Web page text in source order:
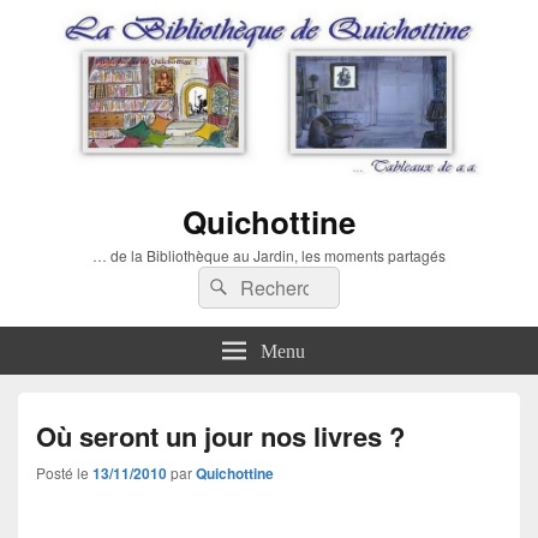
Quichottine
… de la Bibliothèque au Jardin, les moments partagés
Recherche :
Rechercher
Menu
Où seront un jour nos livres ?
Posté le 13/11/2010parQuichottine